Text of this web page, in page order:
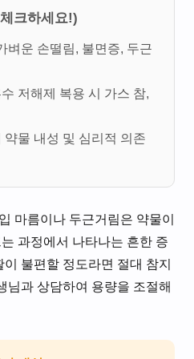
크하세요!)
벼운 손떨림, 불면증, 두근
저해제 복용 시 가스 참,
약물 내성 및 심리적 의존
마름이나 두근거림은 약물이
과정에서 나타나는 흔한 증
불편할 정도라면 절대 참지
님과 상담하여 용량을 조절해